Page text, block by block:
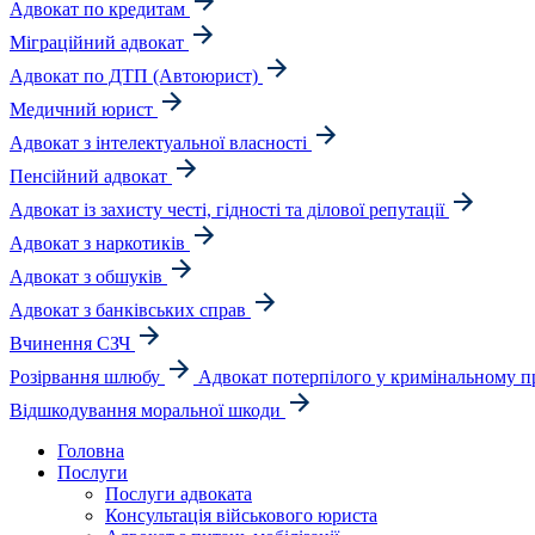
Адвокат по кредитам
Міграційний адвокат
Адвокат по ДТП (Автоюрист)
Медичний юрист
Адвокат з інтелектуальної власності
Пенсійний адвокат
Адвокат із захисту честі, гідності та ділової репутації
Адвокат з наркотиків
Адвокат з обшуків
Адвокат з банківських справ
Вчинення СЗЧ
Розірвання шлюбу
Адвокат потерпілого у кримінальному
Відшкодування моральної шкоди
Головна
Послуги
Послуги адвоката
Консультація військового юриста